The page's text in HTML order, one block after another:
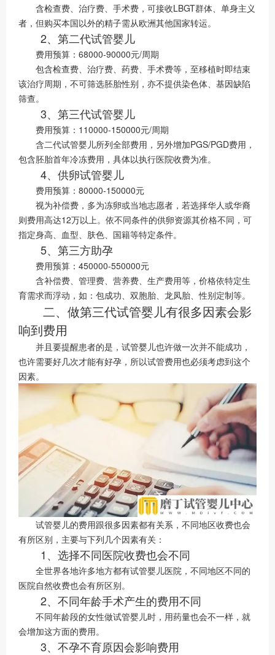
含检查费、治疗费、手术费，可接收LBGT群体、单身主义
者，但购买本国以外的精子需从欧洲其他国家转运。
2、第二代试管婴儿
费用预算：68000-90000元/周期
包含检查费、治疗费、药费、手术费等，至移植时即结束
该治疗周期，不可筛选胚胎性别，亦不提供染色体、基因缺陷
筛查。
3、第三代试管婴儿
费用预算：110000-150000元/周期
含二代试管婴儿所列全部费用，另外增加PGS/PGD费用，
包含胚胎首年冷冻费用，具体以执行医院收费为准。
4、供卵试管婴儿
费用预算：80000-150000元
视为补偿费，多为冻卵或当地志愿者，若选择华人或华裔
则费用高达12万以上。依不同条件的供卵资源其价格不同，可
指定身高、血型、肤色、国籍等特定条件。
5、第三方助孕
费用预算：450000-550000元
含补偿费、管理费、营养费、生产费用等，价格依特定生
育需求而浮动，如：包成功、双胞胎、龙凤胎、性别定制等。
二、做第三代试管婴儿有很多因素会影
响到费用
并且要提醒患者的是，试管婴儿也许做一次并不能成功，
也许需要好几次才能有好孕，所以试管费用也必须考虑到这个
因素。
试管婴儿的费用跟很多因素都有关系，不同地区收费也会
有所区别，主要与下列几个因素有关：
1、选择不同医院收费也会不同
全世界各地许多地方都有试管婴儿医院，不同地区不同的
医院自然收费也会有所区别。
2、不同年龄手术产生的费用不同
不同年龄段的女性做试管婴儿时，用药量也会不一样，就
会增加这方面的费用。
3、不孕不育原因会影响费用